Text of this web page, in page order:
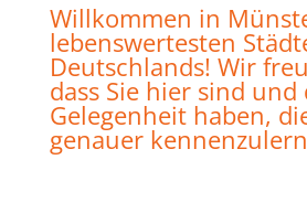
Willkommen in
lebenswertesten
Deutschlands! Wir
dass Sie hier sind und
Gelegenheit haben,
genauer